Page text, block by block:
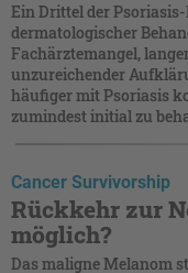
Ein Drittel der
dermatologischer
Fachärztemangel,
unzureichender
häufiger mit Psoriasis
zumindest initial zu
Cancer Survivorship
Rückkehr zur
möglich?
Das maligne Melanom